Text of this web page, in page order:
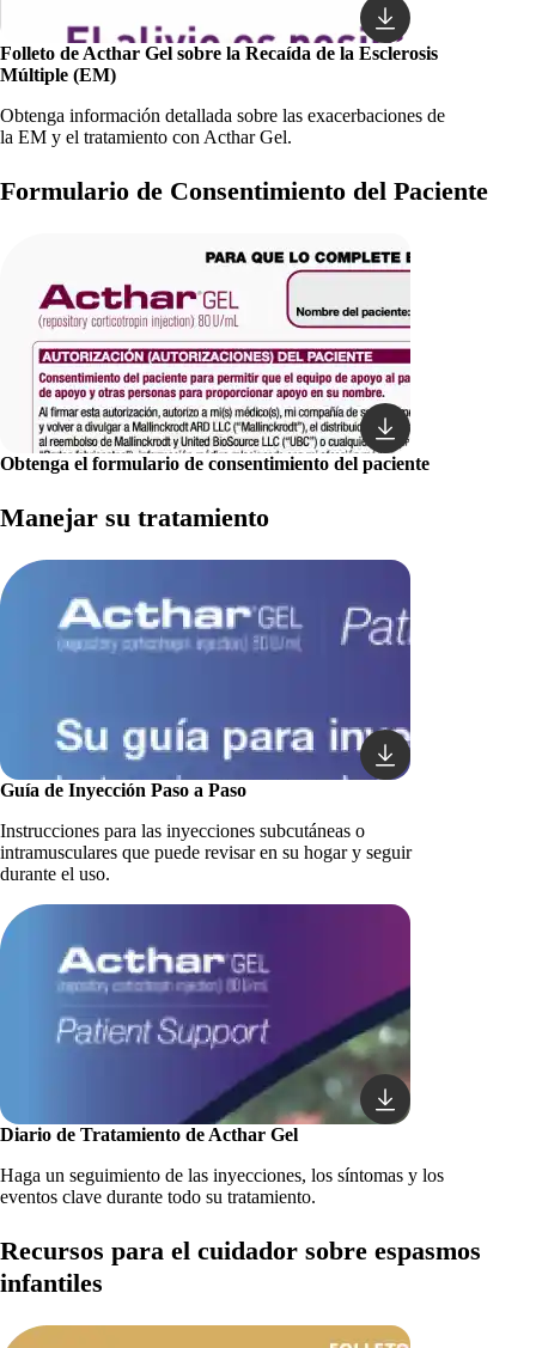
Folleto de Acthar Gel sobre la Recaída de la Esclerosis
Múltiple (EM)
Obtenga información detallada sobre las exacerbaciones de
la EM y el tratamiento con Acthar Gel.
Formulario de Consentimiento del Paciente
Obtenga el formulario de consentimiento del paciente
Manejar su tratamiento
Guía de Inyección Paso a Paso
Instrucciones para las inyecciones subcutáneas o
intramusculares que puede revisar en su hogar y seguir
durante el uso.
Diario de Tratamiento de Acthar Gel
Haga un seguimiento de las inyecciones, los síntomas y los
eventos clave durante todo su tratamiento.
Recursos para el cuidador sobre espasmos
infantiles